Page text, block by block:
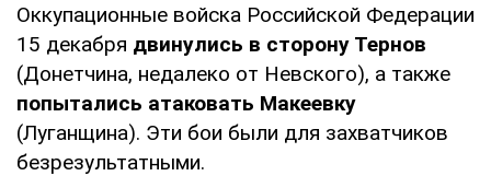
Оккупационные войска Российской Федерации
15 декабря двинулись в сторону Тернов
(Донетчина, недалеко от Невского), а также
попытались атаковать Макеевку
(Луганщина). Эти бои были для захватчиков
безрезультатными.